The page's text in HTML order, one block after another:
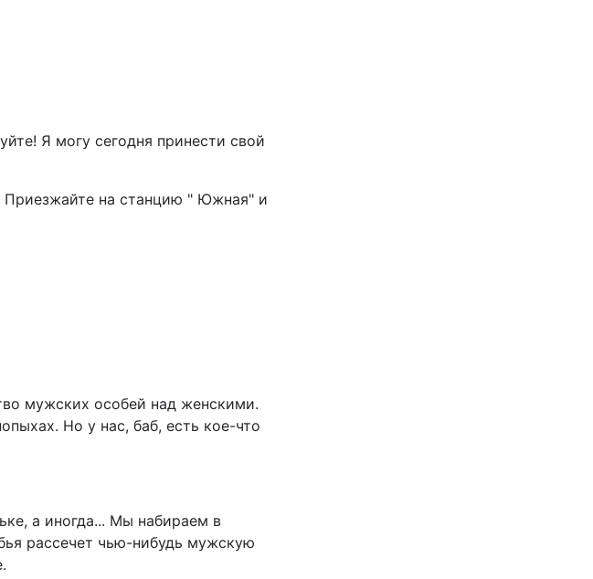
Я могу сегодня принести свой
Приезжайте на станцию " Южная" и
мужских особей над женскими.
Но у нас, баб, есть кое-что
а иногда... Мы набираем в
рассечет чью-нибудь мужскую